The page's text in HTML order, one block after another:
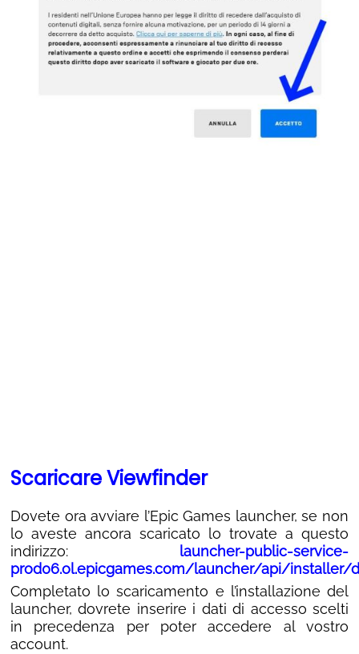
Scaricare Viewfinder
Dovete ora avviare l’Epic Games launcher, se non
lo aveste ancora scaricato lo trovate a questo
indirizzo: launcher-public-service-
prod06.ol.epicgames.com/launcher/api/installer/
Completato lo scaricamento e l’installazione del
launcher, dovrete inserire i dati di accesso scelti
in precedenza per poter accedere al vostro
account.